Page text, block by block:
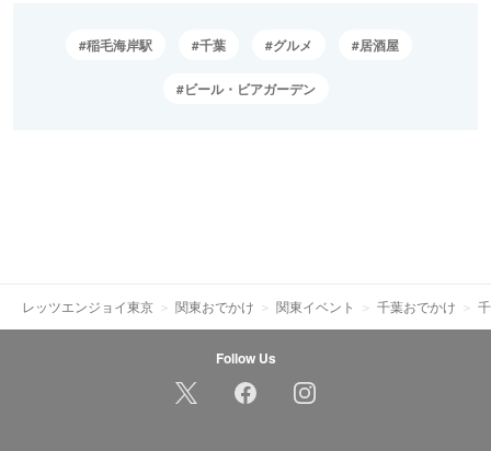
稲毛海岸駅 千葉 グルメ 居酒屋
ビール・ビアガーデン
レッツエンジョイ東京 関東おでかけ 関東イベント 千葉おでかけ
Follow Us